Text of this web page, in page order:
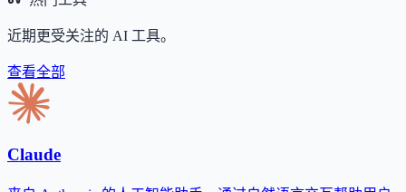
近期更受关注的 AI 工具。
查看全部
Claude